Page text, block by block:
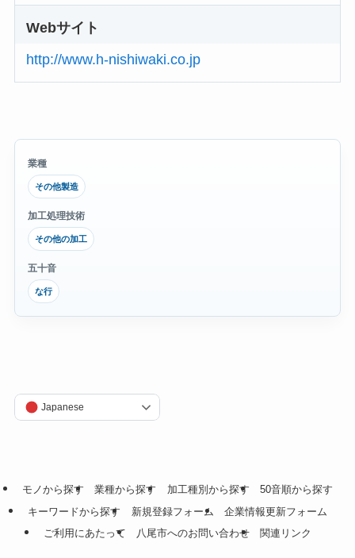
Webサイト
http://www.h-nishiwaki.co.jp
業種
その他製造
加工処理技術
その他の加工
五十音
な行
Japanese
モノから探す 業種から探す 加工種別から探す
50音順から探す
キーワードから探す
新規登録フォーム
企業情報更新フォーム
ご利用にあたって
八尾市へのお問い合わせ 関連リンク